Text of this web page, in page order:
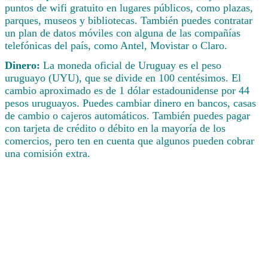
puntos de wifi gratuito en lugares públicos, como plazas,
parques, museos y bibliotecas. También puedes contratar
un plan de datos móviles con alguna de las compañías
telefónicas del país, como Antel, Movistar o Claro.
Dinero: La moneda oficial de Uruguay es el peso
uruguayo (UYU), que se divide en 100 centésimos. El
cambio aproximado es de 1 dólar estadounidense por 44
pesos uruguayos. Puedes cambiar dinero en bancos, casas
de cambio o cajeros automáticos. También puedes pagar
con tarjeta de crédito o débito en la mayoría de los
comercios, pero ten en cuenta que algunos pueden cobrar
una comisión extra.